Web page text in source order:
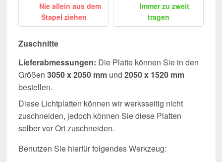
Nie allein aus dem
Stapel ziehen
Immer zu zweit
tragen
Zuschnitte
Lieferabmessungen: Die Platte können Sie in den
Größen 3050 x 2050 mm und 2050 x 1520 mm
bestellen.
Diese Lichtplatten können wir werksseitig nicht
zuschneiden, jedoch können Sie diese Platten
selber vor Ort zuschneiden.
Benutzen Sie hierfür folgendes Werkzeug: